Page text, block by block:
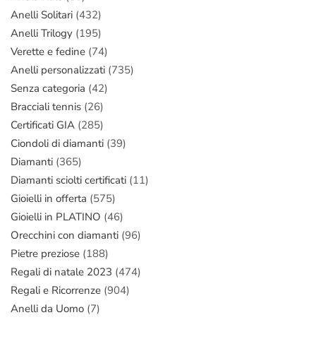
Anelli Solitari (432)
Anelli Trilogy (195)
Verette e fedine (74)
Anelli personalizzati (735)
Senza categoria (42)
Bracciali tennis (26)
Certificati GIA (285)
Ciondoli di diamanti (39)
Diamanti (365)
Diamanti sciolti certificati (11)
Gioielli in offerta (575)
Gioielli in PLATINO (46)
Orecchini con diamanti (96)
Pietre preziose (188)
Regali di natale 2023 (474)
Regali e Ricorrenze (904)
Anelli da Uomo (7)